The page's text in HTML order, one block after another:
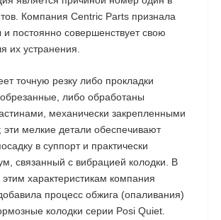
Компания Centric Parts признала
постоянно совершенствует свою
их устранения.
точную резку либо прокладки
либо обработаны
механически закрепленными
эти мелкие детали обеспечивают
в суппорт и практически
связанный с вибрацией колодки. В
характеристикам компания
процесс обжига (опаливания)
колодки серии Posi Quiet.